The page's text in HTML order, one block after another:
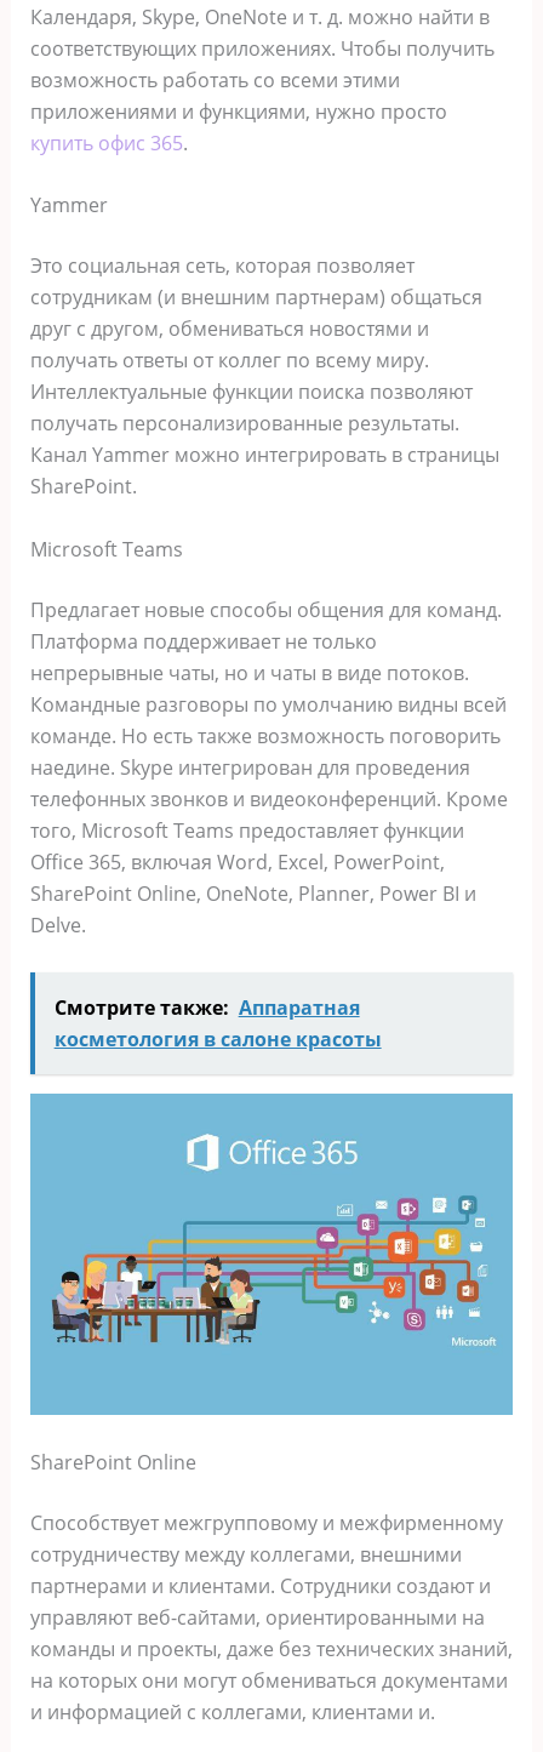
Календаря, Skype, OneNote и т. д. можно найти в
соответствующих приложениях. Чтобы получить
возможность работать со всеми этими
приложениями и функциями, нужно просто
купить офис 365.
Yammer
Это социальная сеть, которая позволяет
сотрудникам (и внешним партнерам) общаться
друг с другом, обмениваться новостями и
получать ответы от коллег по всему миру.
Интеллектуальные функции поиска позволяют
получать персонализированные результаты.
Канал Yammer можно интегрировать в страницы
SharePoint.
Microsoft Teams
Предлагает новые способы общения для команд.
Платформа поддерживает не только
непрерывные чаты, но и чаты в виде потоков.
Командные разговоры по умолчанию видны всей
команде. Но есть также возможность поговорить
наедине. Skype интегрирован для проведения
телефонных звонков и видеоконференций. Кроме
того, Microsoft Teams предоставляет функции
Office 365, включая Word, Excel, PowerPoint,
SharePoint Online, OneNote, Planner, Power BI и
Delve.
Смотрите также: Аппаратная
косметология в салоне красоты
SharePoint Online
Способствует межгрупповому и межфирменному
сотрудничеству между коллегами, внешними
партнерами и клиентами. Сотрудники создают и
управляют веб-сайтами, ориентированными на
команды и проекты, даже без технических знаний,
на которых они могут обмениваться документами
и информацией с коллегами, клиентами и.